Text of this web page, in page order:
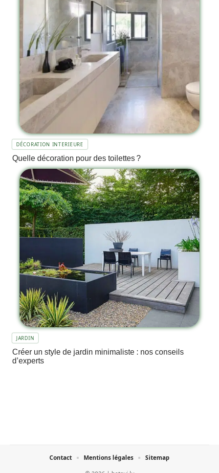
DÉCORATION INTERIEURE
Quelle décoration pour des toilettes ?
JARDIN
Créer un style de jardin minimaliste : nos conseils
d’experts
Contact Mentions légales Sitemap